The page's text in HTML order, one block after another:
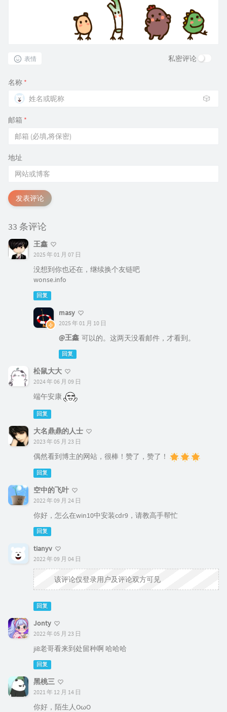
表情 私密评论
名称 *
🎲
邮箱 *
地址
发表评论
33 条评论
王鑫
2025 年 01 月 07 日
没想到你也还在，继续换个友链吧
wonse.info
回复
masy
2025 年 01 月 10 日
@王鑫 可以的。这两天没看邮件，才看到。
回复
松鼠大大
2024 年 06 月 09 日
端午安康
回复
大名鼎鼎的人士
2023 年 05 月 23 日
偶然看到博主的网站，很棒！赞了，赞了！
回复
空中的飞叶
2022 年 09 月 24 日
你好，怎么在win10中安装cdr9，请教高手帮忙
回复
tianyv
2022 年 09 月 04 日
该评论仅登录用户及评论双方可见
回复
Jonty
2022 年 05 月 23 日
ji8老哥看来到处留种啊 哈哈哈
回复
黑桃三
2021 年 12 月 14 日
你好，陌生人OωO